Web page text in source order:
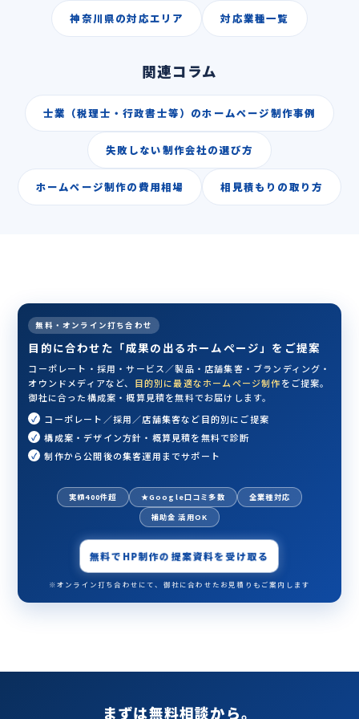
神奈川県の対応エリア 対応業種一覧
関連コラム
士業（税理士・行政書士等）のホームページ制作事例
失敗しない制作会社の選び方
ホームページ制作の費用相場 相見積もりの取り方
無料・オンライン打ち合わせ
目的に合わせた「成果の出るホームページ」をご提案
コーポレート・採用・サービス／製品・店舗集客・ブランディング・
オウンドメディアなど、 目的別に最適なホームページ制作をご提案。
御社に合った構成案・概算見積を無料でお届けします。
コーポレート／採用／店舗集客など目的別にご提案
構成案・デザイン方針・概算見積を無料で診断
制作から公開後の集客運用までサポート
実績400件超 ★Google口コミ多数
全業種対応
補助金 活用OK
無料でHP制作の提案資料を受け取る
※オンライン打ち合わせにて、御社に合わせたお見積りもご案内します
まずは無料相談から。